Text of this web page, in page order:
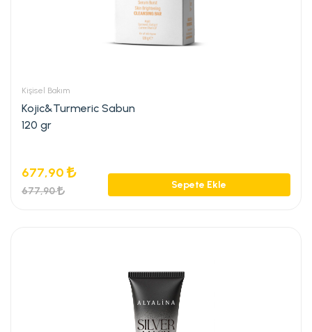
Kişisel Bakım
Kojic&Turmeric Sabun
120 gr
677,90
677,90
Sepete Ekle